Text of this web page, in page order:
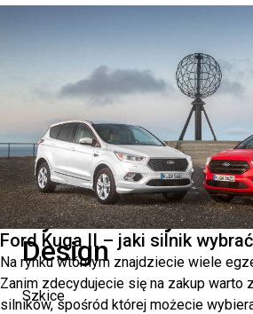
popularnego
Nowoczesny
i
Dynamiczny
Design
Szkice
Ford Kuga II – jaki silnik
Na rynku wtórnym znajdziecie wiele
Zanim zdecydujecie się na zakup warto
silników, spośród której możecie